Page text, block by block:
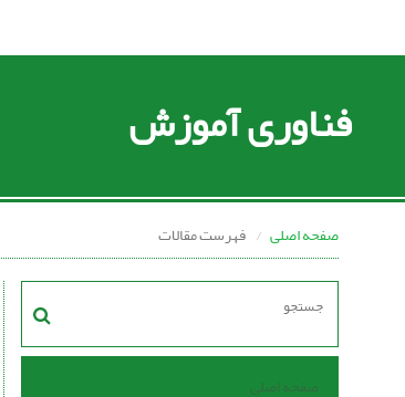
فناوری آموزش
صفحه اصلی فهرست مقالات
صفحه اصلی